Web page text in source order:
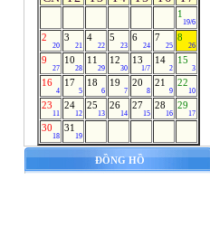
PHẦN CƠ BẢN - LẮP THANH RÂY
1
19/6
2
20
3
21
4
22
5
23
6
24
7
25
8
26
9
27
10
28
11
29
12
30
13
1/7
14
2
15
3
16
4
17
5
18
6
19
7
20
8
21
9
22
10
23
11
24
12
25
13
26
14
27
15
28
16
29
17
30
18
31
19
ĐỒNG HỒ